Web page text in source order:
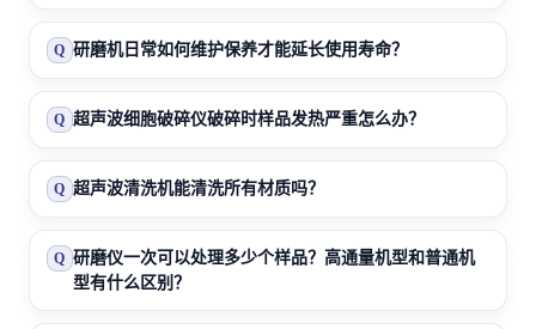
Q 研磨机日常如何维护保养才能延长使用寿命？
Q 超声波细胞破碎仪破碎时样品发热严重怎么办？
Q 超声波清洗机能清洗所有材质吗？
Q 研磨仪一次可以处理多少个样品？高通量机型和普通机
型有什么区别？